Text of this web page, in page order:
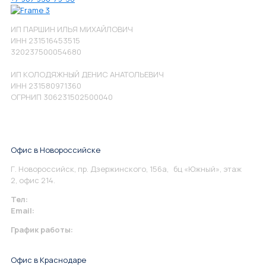
ИП ПАРШИН ИЛЬЯ МИХАЙЛОВИЧ
ИНН 231516453515
320237500054680
ИП КОЛОДЯЖНЫЙ ДЕНИС АНАТОЛЬЕВИЧ
ИНН 231580971360
ОГРНИП 306231502500040
Офис в Новороссийске
Г. Новороссийск, пр. Дзержинского, 156а, бц «Южный», этаж
2, офис 214.
Тел:
Email:
График работы:
Офис в Краснодаре